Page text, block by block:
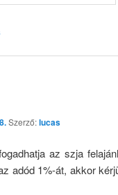
Szerző:lucas
az szja
adód 1%-át, akkor